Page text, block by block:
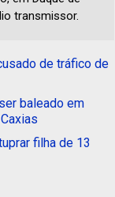
transmissor.
de tráfico de
baleado em
filha de 13